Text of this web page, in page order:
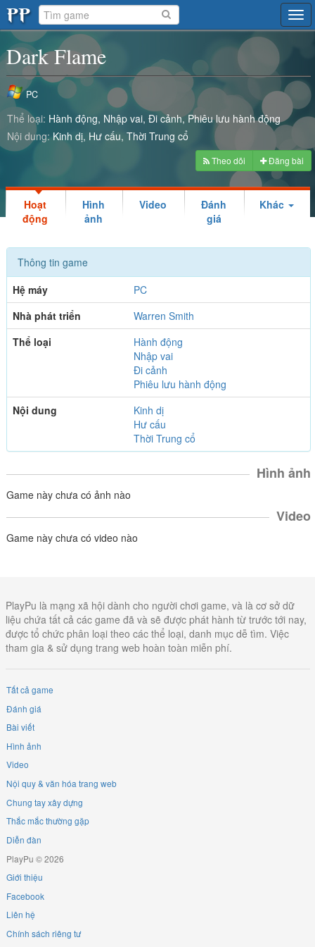
Dark Flame
PC
Thể loại: Hành động Nhập vai Đi cảnh Phiêu lưu hành động
Nội dung: Kinh dị Hư cấu Thời Trung cổ
Theo dõi Đăng bài
Hoạt
động
Hình
ảnh
Video
Đánh
giá
Khác
Thông tin game
Hệ máy
PC
Nhà phát triển
Warren Smith
Thể loại
Hành động
Nhập vai
Đi cảnh
Phiêu lưu hành động
Nội dung
Kinh dị
Hư cấu
Thời Trung cổ
Hình ảnh
Game này chưa có ảnh nào
Video
Game này chưa có video nào
PlayPu là mạng xã hội dành cho người chơi game, và là cơ sở dữ
liệu chứa tất cả các game đã và sẽ được phát hành từ trước tới nay,
được tổ chức phân loại theo các thể loại, danh mục dễ tìm. Việc
tham gia & sử dụng trang web hoàn toàn miễn phí.
Tất cả game
Đánh giá
Bài viết
Hình ảnh
Video
Nội quy & văn hóa trang web
Chung tay xây dựng
Thắc mắc thường gặp
Diễn đàn
PlayPu © 2026
Giới thiệu
Facebook
Liên hệ
Chính sách riêng tư